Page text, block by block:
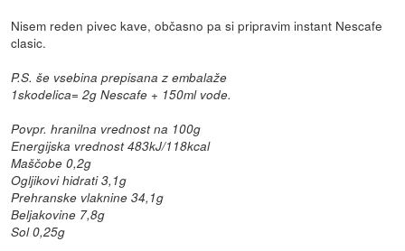
Nisem reden pivec kave, občasno pa si pripravim instant Nescafe
clasic.
P.S. še vsebina prepisana z embalaže
1skodelica= 2g Nescafe + 150ml vode.
Povpr. hranilna vrednost na 100g
Energijska vrednost 483kJ/118kcal
Maščobe 0,2g
Ogljikovi hidrati 3,1g
Prehranske vlaknine 34,1g
Beljakovine 7,8g
Sol 0,25g